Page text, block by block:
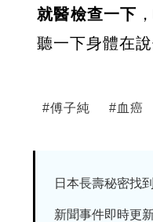
就醫檢查一下
聽一下身體在說
#傅子純 #血癌
日本長壽秘密找
新聞事件即時更